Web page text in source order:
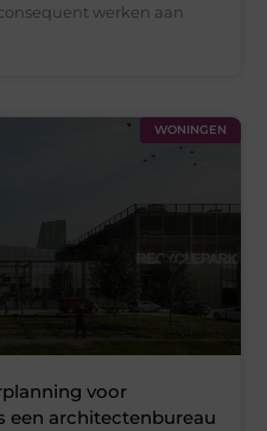
werken aan
WONINGEN
voor
een architectenbureau